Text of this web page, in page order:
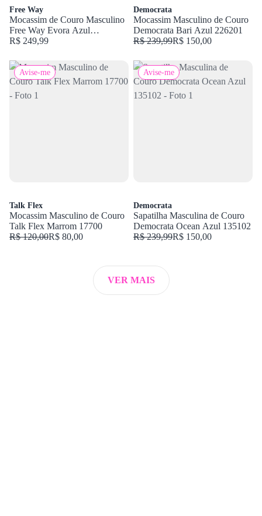
Free Way
Mocassim de Couro Masculino
Free Way Evora Azul
EVORA001
R$ 249,99
Democrata
Mocassim Masculino de Couro
Democrata Bari Azul 226201
R$ 239,99R$ 150,00
Avise-me
Talk Flex
Mocassim Masculino de Couro
Talk Flex Marrom 17700
R$ 120,00R$ 80,00
Avise-me
Democrata
Sapatilha Masculina de Couro
Democrata Ocean Azul 135102
R$ 239,99R$ 150,00
VER MAIS